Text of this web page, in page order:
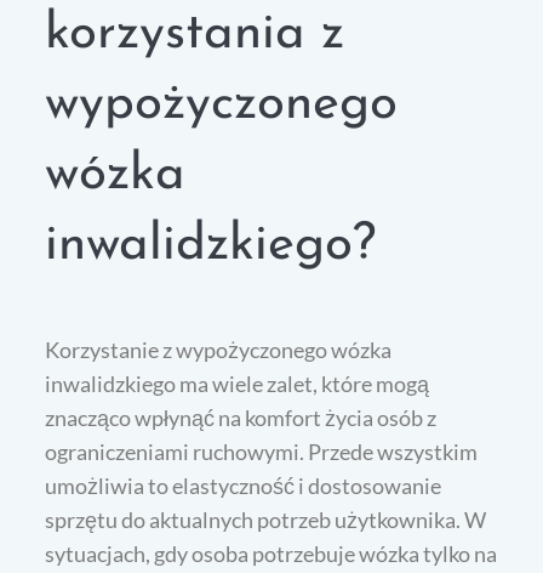
korzystania z
wypożyczonego
wózka
inwalidzkiego?
Korzystanie z wypożyczonego wózka
inwalidzkiego ma wiele zalet, które mogą
znacząco wpłynąć na komfort życia osób z
ograniczeniami ruchowymi. Przede wszystkim
umożliwia to elastyczność i dostosowanie
sprzętu do aktualnych potrzeb użytkownika. W
sytuacjach, gdy osoba potrzebuje wózka tylko na